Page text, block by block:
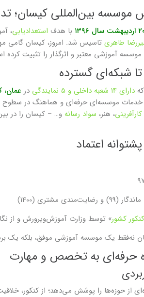
بین‌المللی کیسان؛
سال ۱۳۹۶ با هدف استعدادیابی،
طاهری تاسیس شد. امروز، کیسان گامی
آموزشی معتبر و اثرگذار را تثبیت کرده
شبکه‌ای گسترده
دارای ۱۴ شعبه داخلی و 5 نمایندگی در عمان،
خدمات موسسه‌ای حرفه‌ای و هماهنگ در
کارآفرینی، هنر، سواد رسانه و… – کیسان را در
اعتماد
کشور» توسط وزارت آموزش‌وپرورش و از
نه‌فقط یک موسسه آموزشی موفق، بلکه یک
حرفه‌ای به تخصص و مهارت